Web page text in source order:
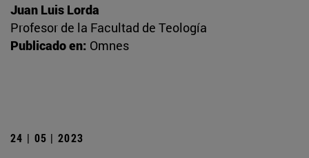
Juan Luis Lorda
Profesor de la Facultad de Teología
Publicado en: Omnes
24 | 05 | 2023